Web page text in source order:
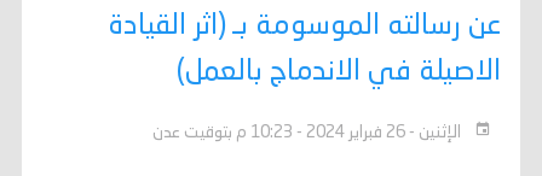
عن رسالته الموسومة بـ (اثر القيادة
الاصيلة في الاندماج بالعمل)
الإثنين - 26 فبراير 2024 - 10:23 م بتوقيت عدن